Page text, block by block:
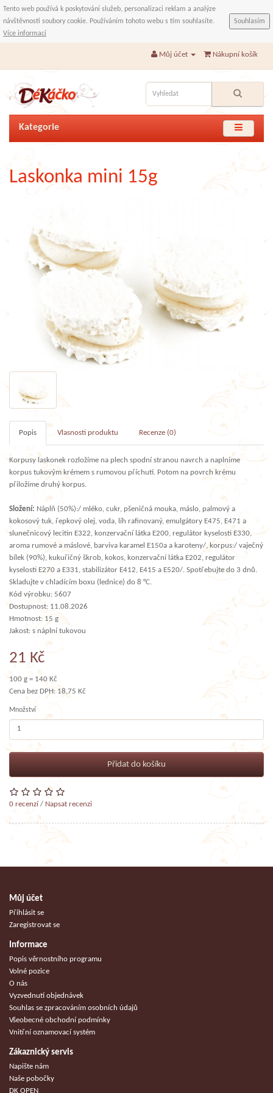
Tento web používá k poskytování služeb, personalizaci reklam a analýze
návštěvnosti soubory cookie. Používáním tohoto webu s tím souhlasíte.
Více informací
Souhlasím
Můj účet Nákupní košík
Kategorie
Laskonka mini 15g
Popis Vlasnosti produktu Recenze (0)
Korpusy laskonek rozložíme na plech spodní stranou navrch a naplníme
korpus tukovým krémem s rumovou příchutí. Potom na povrch krému
přiložíme druhý korpus.
Složení: Náplň (50%):/ mléko, cukr, pšeničná mouka, máslo, palmový a
kokosový tuk, řepkový olej, voda, líh rafinovaný, emulgátory E475, E471 a
slunečnicový lecitin E322, konzervační látka E200, regulátor kyselosti E330,
aroma rumové a máslové, barviva karamel E150a a karoteny/, korpus:/ vaječný
bílek (90%), kukuřičný škrob, kokos, konzervační látka E202, regulátor
kyselosti E270 a E331, stabilizátor E412, E415 a E520/. Spotřebujte do 3 dnů.
Skladujte v chladícím boxu (lednice) do 8 °C.
Kód výrobku: 5607
Dostupnost: 11.08.2026
Hmotnost: 15 g
Jakost: s náplní tukovou
21 Kč
100 g = 140 Kč
Cena bez DPH: 18,75 Kč
Množství
Přidat do košíku
0 recenzí/ Napsat recenzi
Můj účet
Přihlásit se
Zaregistrovat se
Informace
Popis věrnostního programu
Volné pozice
O nás
Vyzvednutí objednávek
Souhlas se zpracováním osobních údajů
Všeobecné obchodní podmínky
Vnitřní oznamovací systém
Zákaznický servis
Napište nám
Naše pobočky
DK OPEN